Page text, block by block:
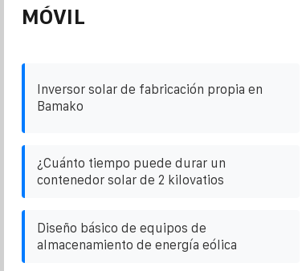
MÓVIL
Inversor solar de fabricación propia en
Bamako
¿Cuánto tiempo puede durar un
contenedor solar de 2 kilovatios
Diseño básico de equipos de
almacenamiento de energía eólica